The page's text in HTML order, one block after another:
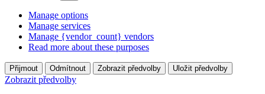
Manage options
Manage services
Manage {vendor_count} vendors
Read more about these purposes
Přijmout Odmítnout Zobrazit předvolby Uložit předvolby
Zobrazit předvolby